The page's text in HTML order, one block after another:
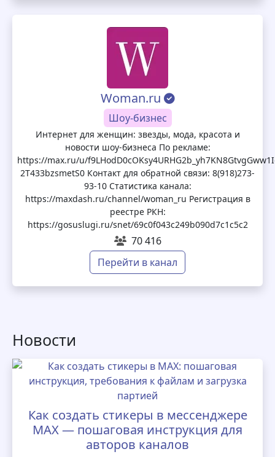
Woman.ru
Шоу-бизнес
Интернет для женщин: звезды, мода, красота и
новости шоу-бизнеса По рекламе:
https://max.ru/u/
2T433bzsmetS0 Контакт для обратной связи: 8(918)273-
93-10 Статистика канала:
https://maxdash.ru/channel/woman_ru Регистрация в
реестре РКН:
https://gosuslugi.ru/snet/69c0f043c249b090d7c1c5c2
70 416
Перейти в канал
Новости
Как создать стикеры в мессенджере
MAX — пошаговая инструкция для
авторов каналов